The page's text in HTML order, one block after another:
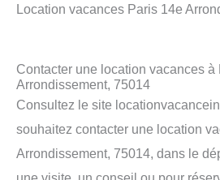
Location vacances Paris 14e
Contacter une location vacances à
Arrondissement, 75014
Consultez le site
souhaitez contacter une location
Arrondissement, 75014, dans le